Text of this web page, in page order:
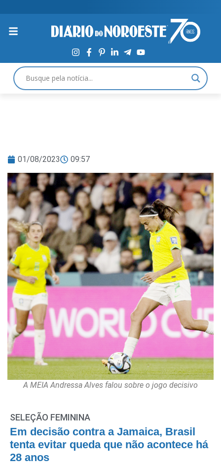
01/08/2023 09:57
A MEIA Andressa Alves falou sobre o jogo decisivo
SELEÇÃO FEMININA
Em decisão contra a Jamaica, Brasil
tenta evitar queda que não acontece há
28 anos